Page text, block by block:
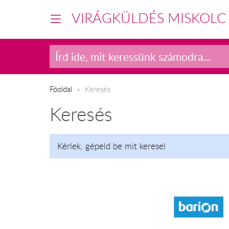
VIRÁGKÜLDÉS MISKOLC
Főoldal Keresés
Keresés
Kérlek, gépeld be mit keresel